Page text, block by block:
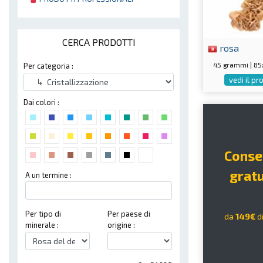
CERCA PRODOTTI
Per categoria :
Dai colori :
A un termine :
Per tipo di
minerale :
Per paese di
origine :
rosa
45 grammi |
vedi il
da 149€